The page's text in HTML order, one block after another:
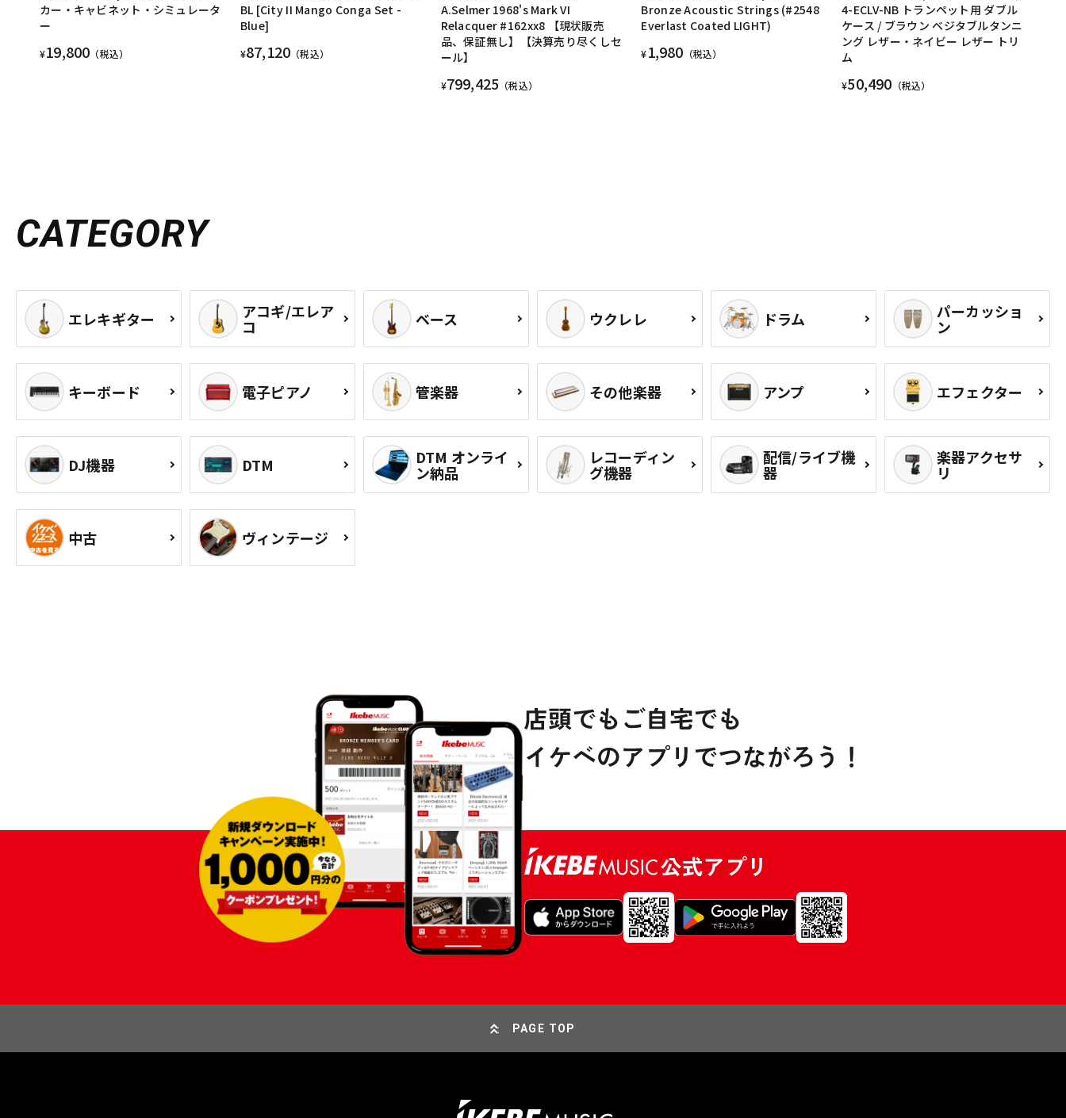
カー・キャビネット・シミュレータ
ー
¥19,800 （税込）
BL [City II Mango Conga Set -
Blue]
¥87,120 （税込）
A.Selmer 1968's Mark VI
Relacquer #162xx8 【現状販売
品、保証無し】【決算売り尽くしセ
ール】
¥799,425 （税込）
Bronze Acoustic Strings (#2548
Everlast Coated LIGHT)
¥1,980 （税込）
4-ECLV-NB トランペット用 ダブル
ケース / ブラウン ベジタブルタンニ
ング レザー・ネイビー レザー トリ
ム
¥50,490 （税込）
CATEGORY
エレキギター アコギ/エレア
コ ベース ウクレレ ドラム パーカッショ
ン
キーボード 電子ピアノ 管楽器 その他楽器 アンプ エフェクター
DJ機器 DTM DTM オンライ
ン納品
レコーディン
グ機器
配信/ライブ機
器
楽器アクセサ
リ
中古 ヴィンテージ
PAGE TOP